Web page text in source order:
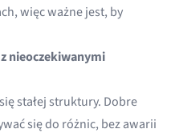
więc ważne jest, by
nieoczekiwanymi
stałej struktury. Dobre
się do różnic, bez awarii